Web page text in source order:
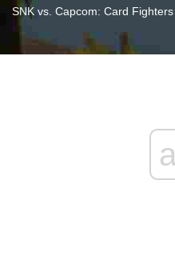
SNK vs. Capcom: Card